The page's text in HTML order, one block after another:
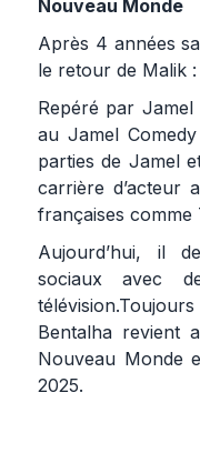
Nouveau Monde
Après 4 années
le retour de Malik
Repéré par
au Jamel
parties de Jamel
carrière d’acteur
françaises comme
Aujourd’hui, il
sociaux avec
Bentalha revient
Nouveau Monde
2025.